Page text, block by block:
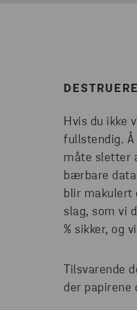
Hvis du ikke
fullstendig.
måte sletter
bærbare
blir makulert
slag, som vi
% sikker, og
Tilsvarende
der papirene